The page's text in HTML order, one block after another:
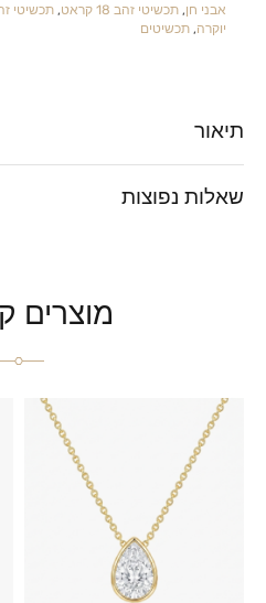
אבני חן,תכשיטי זהב 18 קראט ,תכשיטי
יוקרה,תכשיטים
תיאור
שאלות נפוצות
מוצרים